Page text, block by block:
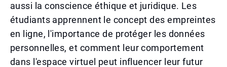
aussi la conscience éthique et juridique. Les
étudiants apprennent le concept des empreintes
en ligne, l'importance de protéger les données
personnelles, et comment leur comportement
dans l'espace virtuel peut influencer leur futur